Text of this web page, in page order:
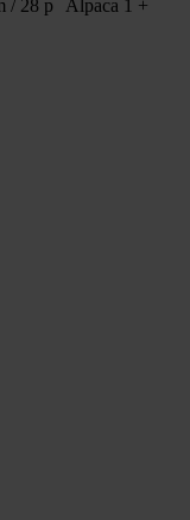
/ 28 p Alpaca 1 +